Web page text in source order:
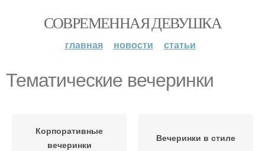
СОВРЕМЕННАЯ ДЕВУШКА
главная новости статьи
Тематические вечеринки
Корпоративные
вечеринки
Вечеринки в стиле